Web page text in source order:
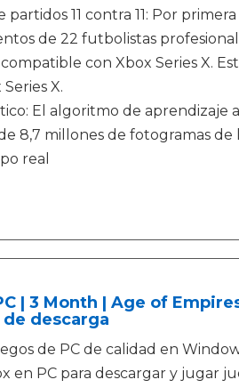
11 contra 11: Por
de 22 futbolistas
con Xbox Series X.
X.
El algoritmo de aprendizaje
8,7 millones de fotogramas
real
| 3 Month | Age of
descarga
de PC de calidad en
en PC para descargar y jugar